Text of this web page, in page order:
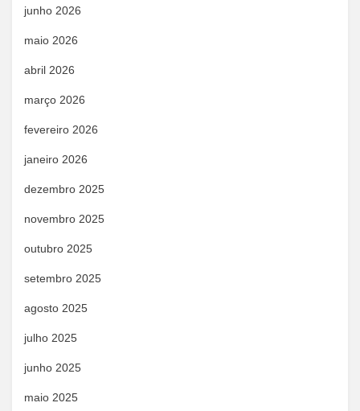
junho 2026
maio 2026
abril 2026
março 2026
fevereiro 2026
janeiro 2026
dezembro 2025
novembro 2025
outubro 2025
setembro 2025
agosto 2025
julho 2025
junho 2025
maio 2025